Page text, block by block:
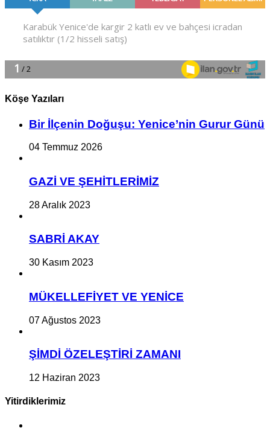
Köşe Yazıları
Bir İlçe­nin Do­ğu­şu: Ye­ni­ce’nin Gurur Günü
04 Temmuz 2026
GAZİ VE ŞEHİTLERİMİZ
28 Aralık 2023
SABRİ AKAY
30 Kasım 2023
MÜKELLEFİYET VE YENİCE
07 Ağustos 2023
ŞİMDİ ÖZELEŞTİRİ ZAMANI
12 Haziran 2023
Yitirdiklerimiz